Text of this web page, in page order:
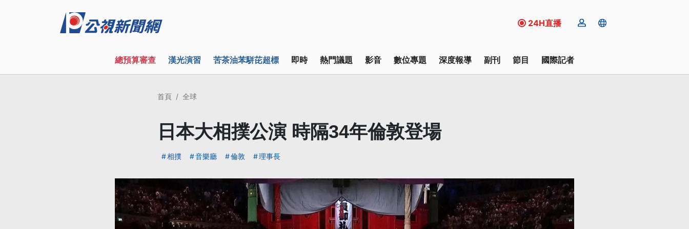
24H直播
總預算審查 漢光演習 苦茶油苯駢芘超標 即時 熱門議題 影音 數位專題 深度報導 副刊 節目 國際記者
首頁 全球
日本大相撲公演 時隔34年倫敦登場
相撲 音樂廳 倫敦 理事長